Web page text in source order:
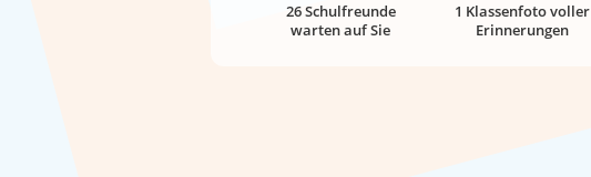
26 Schulfreunde
warten auf Sie
1 Klassenfoto voller
Erinnerungen